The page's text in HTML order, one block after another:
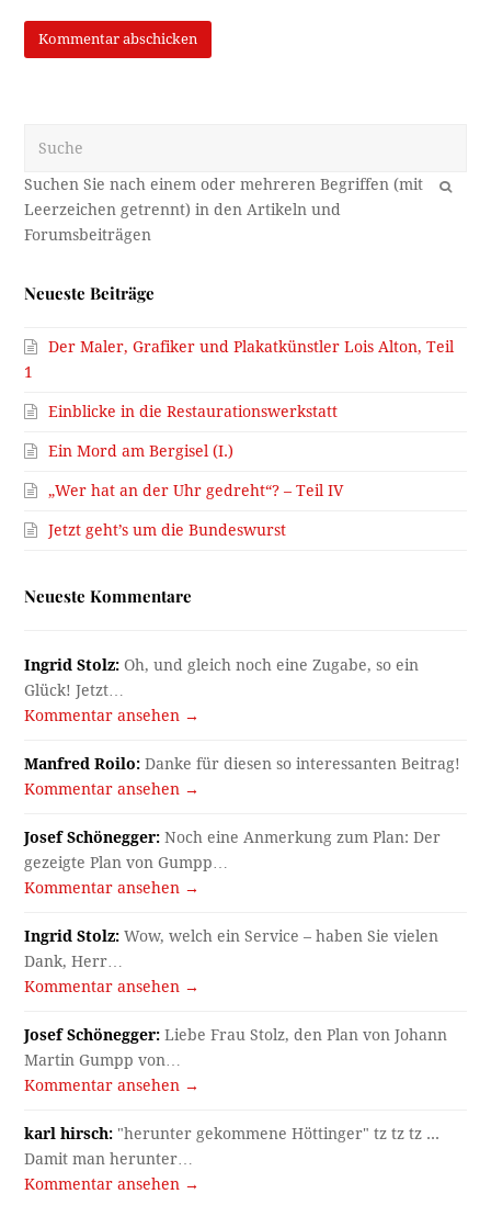
OK
Neueste Beiträge
Der Maler, Grafiker und Plakatkünstler Lois Alton, Teil
1
Einblicke in die Restaurationswerkstatt
Ein Mord am Bergisel (I.)
„Wer hat an der Uhr gedreht“? – Teil IV
Jetzt geht’s um die Bundeswurst
Neueste Kommentare
Ingrid Stolz: Oh, und gleich noch eine Zugabe, so ein
Glück! Jetzt…
Kommentar ansehen →
Manfred Roilo: Danke für diesen so interessanten Beitrag!
Kommentar ansehen →
Josef Schönegger: Noch eine Anmerkung zum Plan: Der
gezeigte Plan von Gumpp…
Kommentar ansehen →
Ingrid Stolz: Wow, welch ein Service – haben Sie vielen
Dank, Herr…
Kommentar ansehen →
Josef Schönegger: Liebe Frau Stolz, den Plan von Johann
Martin Gumpp von…
Kommentar ansehen →
karl hirsch: "herunter gekommene Höttinger" tz tz tz ...
Damit man herunter…
Kommentar ansehen →